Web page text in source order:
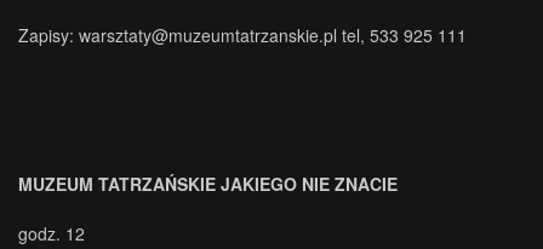
Zapisy: warsztaty@muzeumtatrzanskie.pl tel, 533 925 111
MUZEUM TATRZAŃSKIE JAKIEGO NIE ZNACIE
godz. 12